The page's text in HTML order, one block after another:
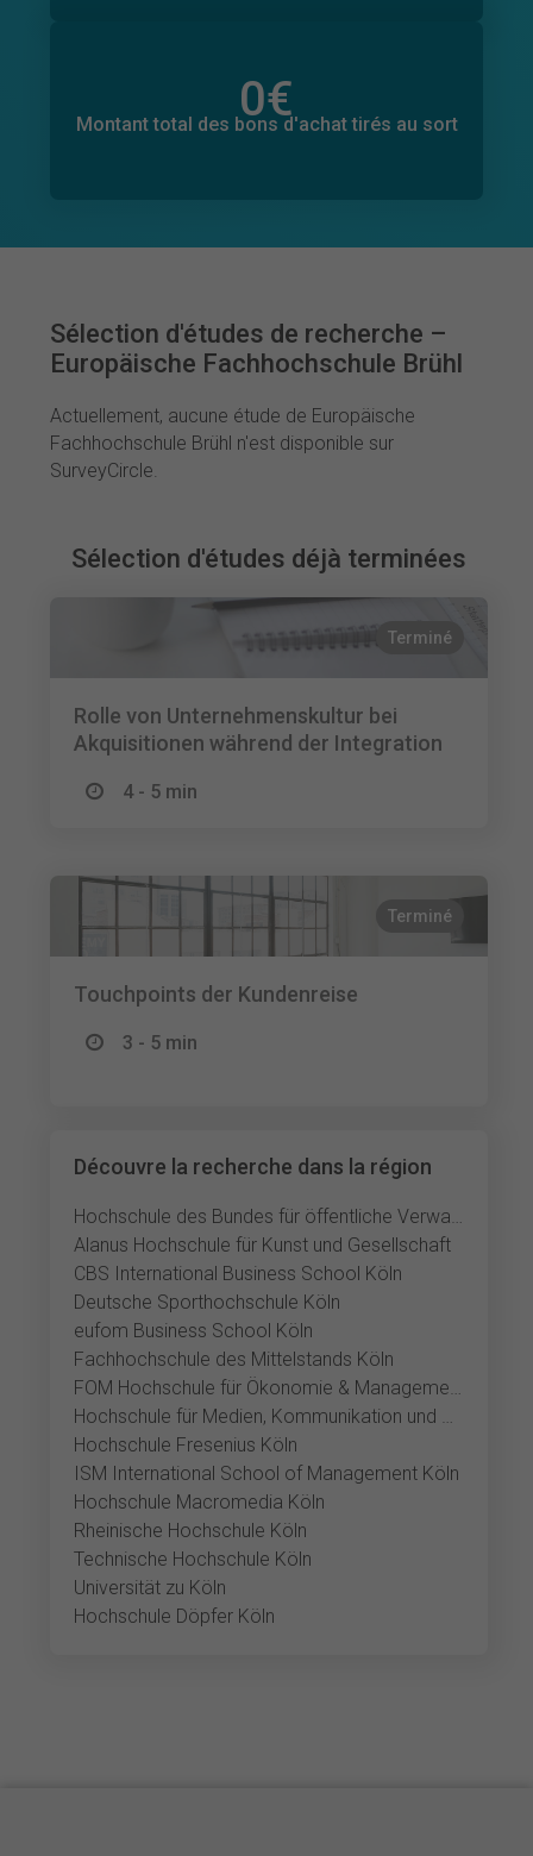
0€
Montant total des bons d'achat tirés au sort
0€
Montant total des dons promis
Sélection d'études de recherche –
Europäische Fachhochschule Brühl
Actuellement, aucune étude de Europäische
Fachhochschule Brühl n'est disponible sur
SurveyCircle.
Sélection d'études déjà terminées
Terminé
Rolle von Unternehmenskultur bei
Akquisitionen während der Integration
4 - 5 min
Terminé
Touchpoints der Kundenreise
3 - 5 min
Découvre la recherche dans la région
Hochschule des Bundes für öffentliche Verwaltung
Alanus Hochschule für Kunst und Gesellschaft
CBS International Business School Köln
Deutsche Sporthochschule Köln
eufom Business School Köln
Fachhochschule des Mittelstands Köln
FOM Hochschule für Ökonomie & Management Köln
Hochschule für Medien, Kommunikation und Wirtschaft Köln
Hochschule Fresenius Köln
ISM International School of Management Köln
Hochschule Macromedia Köln
Rheinische Hochschule Köln
Technische Hochschule Köln
Universität zu Köln
Hochschule Döpfer Köln